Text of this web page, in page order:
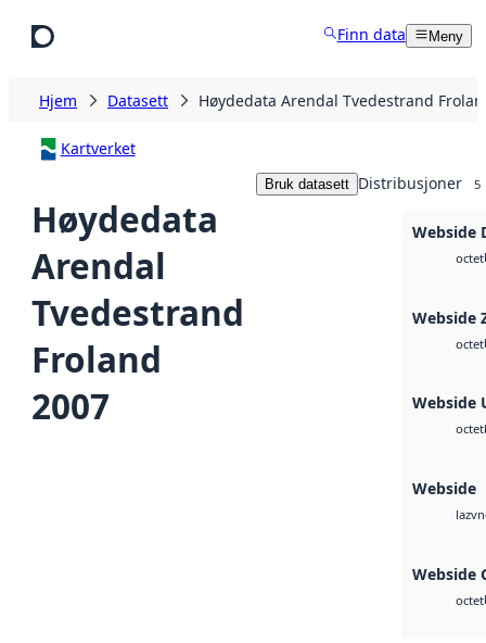
Finn data Meny
Hjem Datasett Høydedata Arendal Tvedestrand
Kartverket
Høydedata
Arendal
Tvedestrand
Froland
2007
Bruk datasett Distribusjoner 5
Webside
octet
Webside
octet
Webside
octet
Webside
laz
Webside
octet